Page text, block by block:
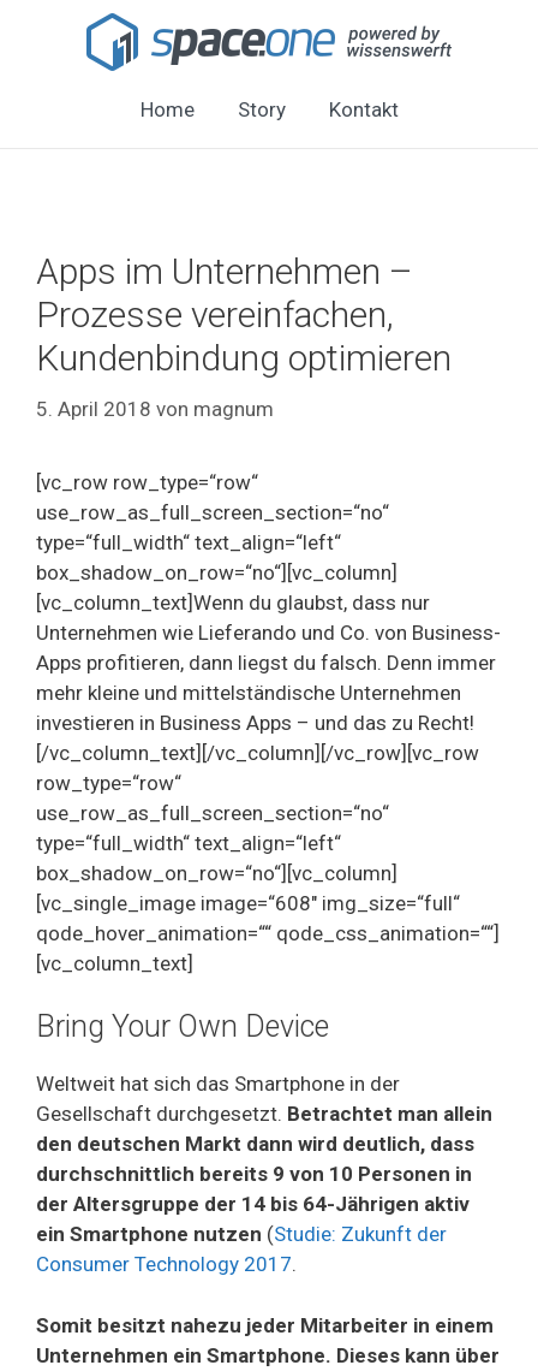
Home Story Kontakt
Apps im Unternehmen –
Prozesse vereinfachen,
Kundenbindung optimieren
5. April 2018 von magnum
[vc_row row_type=“row“
use_row_as_full_screen_section=“no“
type=“full_width“ text_align=“left“
box_shadow_on_row=“no“][vc_column]
[vc_column_text]Wenn du glaubst, dass nur
Unternehmen wie Lieferando und Co. von Business-
Apps profitieren, dann liegst du falsch. Denn immer
mehr kleine und mittelständische Unternehmen
investieren in Business Apps – und das zu Recht!
[/vc_column_text][/vc_column][/vc_row][vc_row
row_type=“row“
use_row_as_full_screen_section=“no“
type=“full_width“ text_align=“left“
box_shadow_on_row=“no“][vc_column]
[vc_single_image image=“608″ img_size=“full“
qode_hover_animation=““ qode_css_animation=““]
[vc_column_text]
Bring Your Own Device
Weltweit hat sich das Smartphone in der
Gesellschaft durchgesetzt. Betrachtet man allein
den deutschen Markt dann wird deutlich, dass
durchschnittlich bereits 9 von 10 Personen in
der Altersgruppe der 14 bis 64-Jährigen aktiv
ein Smartphone nutzen (Studie: Zukunft der
Consumer Technology 2017.
Somit besitzt nahezu jeder Mitarbeiter in einem
Unternehmen ein Smartphone. Dieses kann über